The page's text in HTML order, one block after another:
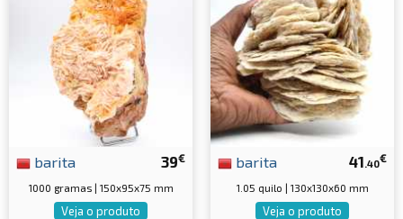
39€
barita
1000 gramas | 150x95x75 mm
Veja o produto
41.40€
barita
1.05 quilo | 130x130x60 mm
Veja o produto